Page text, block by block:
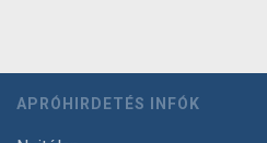
APRÓHIRDETÉS INFÓK